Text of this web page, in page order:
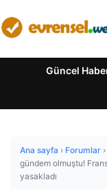
Güncel
Ana sayfa › Forumlar ›
gündem olmuştu!
yasakladı